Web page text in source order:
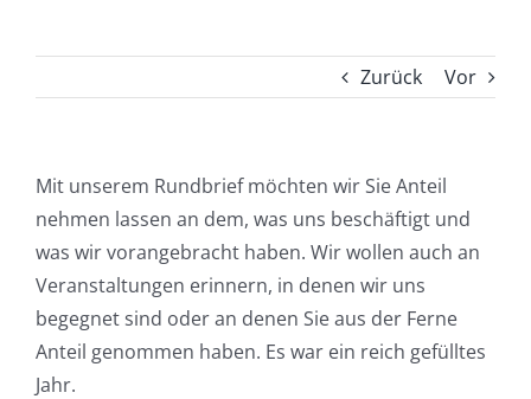
Zurück Vor
Mit unserem Rundbrief möchten wir Sie Anteil
nehmen lassen an dem, was uns beschäftigt und
was wir vorangebracht haben. Wir wollen auch an
Veranstaltungen erinnern, in denen wir uns
begegnet sind oder an denen Sie aus der Ferne
Anteil genommen haben. Es war ein reich gefülltes
Jahr.